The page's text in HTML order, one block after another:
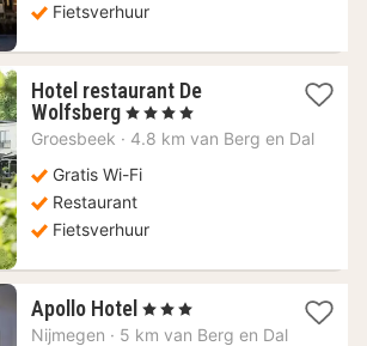
Fietsverhuur
Hotel restaurant De
Wolfsberg 1
nacht
121,39
€
, 4 Sterren
Groesbeek · 4.8 km van Berg en Dal
Gratis Wi-Fi
Restaurant
Fietsverhuur
Apollo Hotel 1
nacht
, 3 Sterren
Nijmegen · 5 km van Berg en Dal